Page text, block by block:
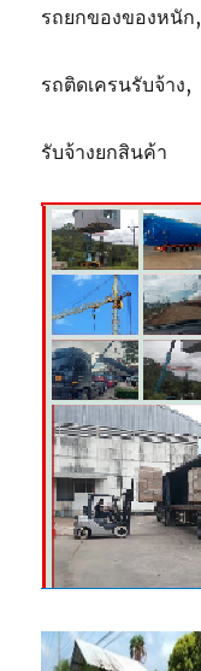
รถยกของของหนัก,
รถติดเครนรับจ้าง,
รับจ้างยกสินค้า